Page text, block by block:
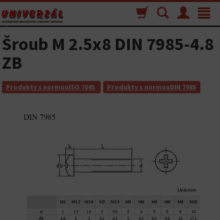
Toggle
Menu
Vyhľadávanie
Nákupný
košík
Šroub M 2.5x8 DIN 7985-4.8
ZB
Produkty s normouISO 7045 Produkty s normouDIN 7985